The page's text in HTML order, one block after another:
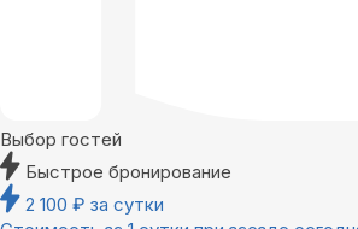
Выбор гостей
Быстрое бронирование
2 100 ₽ за сутки